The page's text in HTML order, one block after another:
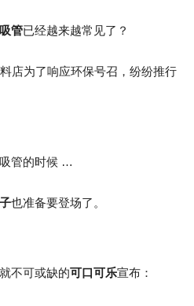
管已经越来越常见了？
店为了响应环保号召，纷纷推行
管的时候 …
也准备要登场了。
不可或缺的可口可乐宣布：